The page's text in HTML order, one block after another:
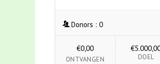
Donors : 0
€0,00
ONTVANGEN DOEL